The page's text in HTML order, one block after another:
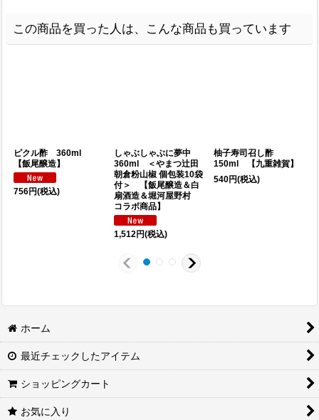
この商品を買った人は、こんな商品も買っています
ピクル酢 360ml
【飯尾醸造】
756円(税込)
しゃぶしゃぶに夢中
360ml ＜やまつ辻田
朝倉粉山椒 個包装10袋
付＞ 【飯尾醸造＆白
扇酒造＆堀河屋野村
コラボ商品】
1,512円(税込)
柚子寿司召し酢
150ml 【九重雑賀】
540円(税込)
ホーム
最近チェックしたアイテム
ショッピングカート
お気に入り